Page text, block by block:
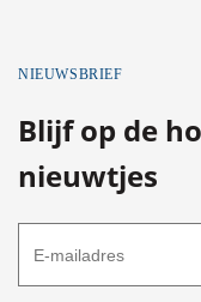
NIEUWSBRIEF
Blijf op de
nieuwtjes